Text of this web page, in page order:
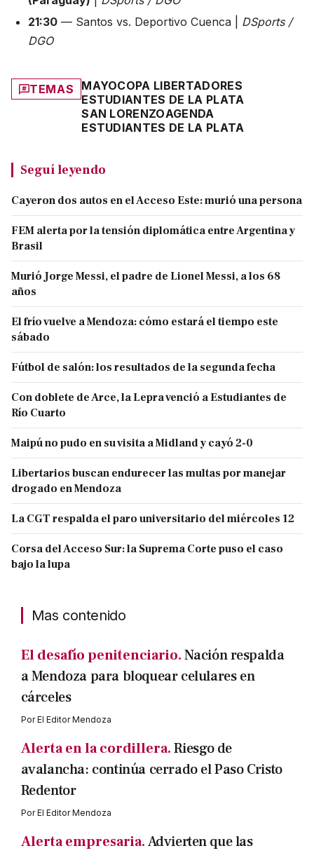
21:30 — Santos vs. Deportivo Cuenca | DSports /
DGO
TEMAS MAYOCOPA LIBERTADORES
ESTUDIANTES DE LA PLATA
SAN LORENZOAGENDA
ESTUDIANTES DE LA PLATA
Seguí leyendo
Cayeron dos autos en el Acceso Este: murió una persona
FEM alerta por la tensión diplomática entre Argentina y
Brasil
Murió Jorge Messi, el padre de Lionel Messi, a los 68
años
El frío vuelve a Mendoza: cómo estará el tiempo este
sábado
Fútbol de salón: los resultados de la segunda fecha
Con doblete de Arce, la Lepra venció a Estudiantes de
Río Cuarto
Maipú no pudo en su visita a Midland y cayó 2-0
Libertarios buscan endurecer las multas por manejar
drogado en Mendoza
La CGT respalda el paro universitario del miércoles 12
Corsa del Acceso Sur: la Suprema Corte puso el caso
bajo la lupa
Mas contenido
El desafío penitenciario.Nación respalda
a Mendoza para bloquear celulares en
cárceles
PorEl Editor Mendoza
Alerta en la cordillera.Riesgo de
avalancha: continúa cerrado el Paso Cristo
Redentor
PorEl Editor Mendoza
Alerta empresaria.Advierten que las